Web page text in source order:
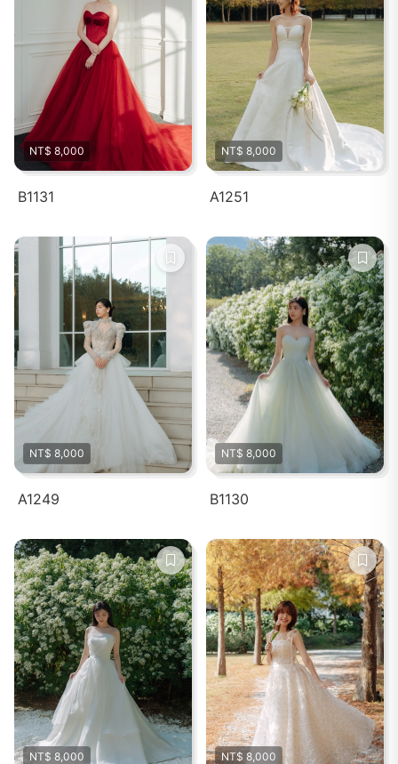
NT$ 8,000
B1131
NT$ 8,000
A1251
NT$ 8,000
A1249
NT$ 8,000
B1130
NT$ 8,000 NT$ 8,000